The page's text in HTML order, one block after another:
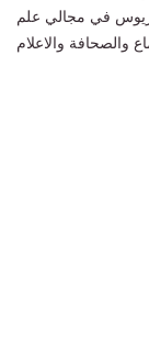
البكالوريوس في مجالي علم